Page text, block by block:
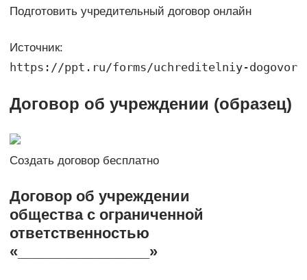
Подготовить учредительный договор онлайн
Источник:
https://ppt.ru/forms/uchreditelniy-dogovor
Договор об учреждении (образец)
Создать договор бесплатно
Договор об учреждении
общества с ограниченной
ответственностью
«________________»